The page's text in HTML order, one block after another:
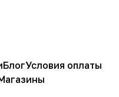
БлогУсловия оплаты